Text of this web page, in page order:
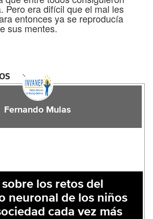
Pero era difícil que el mal les
entonces ya se reproducía
sus mentes.
Fernando Mulas
sobre los retos del
neuronal de los niños
cada vez más